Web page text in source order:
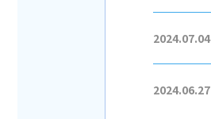
2024.07.04
2024.06.27